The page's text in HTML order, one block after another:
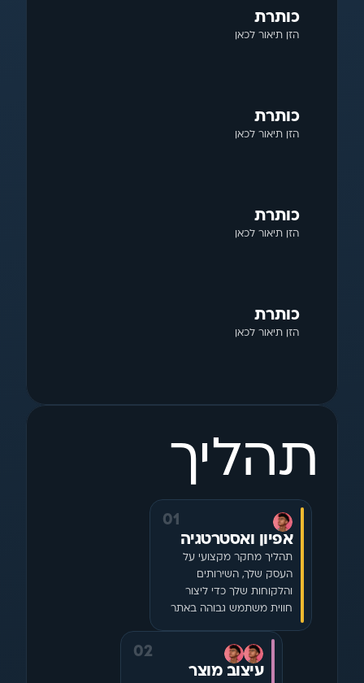
כותרת
הזן תיאור לכאן
כותרת
הזן תיאור לכאן
כותרת
הזן תיאור לכאן
כותרת
הזן תיאור לכאן
תהליך
אפיון ואסטרטגיה
חווית משתמש גבוהה באתר
01
עיצוב מוצר
02